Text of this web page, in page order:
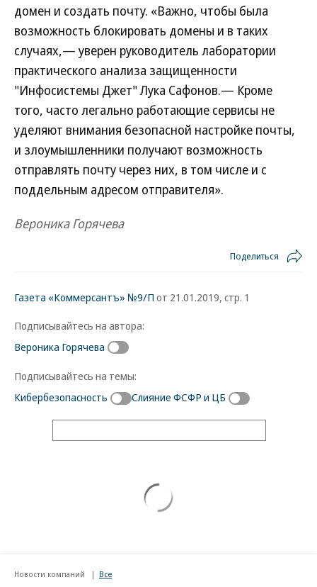
домен и создать почту. «Важно, чтобы была
возможность блокировать домены и в таких
случаях,— уверен руководитель лаборатории
практического анализа защищенности
"Инфосистемы Джет" Лука Сафонов.— Кроме
того, часто легально работающие сервисы не
уделяют внимания безопасной настройке почты,
и злоумышленники получают возможность
отправлять почту через них, в том числе и с
поддельным адресом отправителя».
Вероника Горячева
Поделиться
Газета «Коммерсантъ» №9/П от 21.01.2019, стр. 1
Подписывайтесь на автора:
Вероника Горячева
Подписывайтесь на темы:
Кибербезопасность
Слияние ФСФР и ЦБ
Новости компаний Все